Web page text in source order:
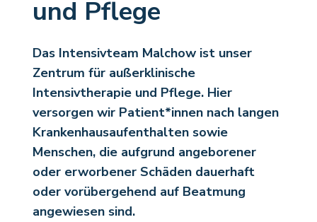
und Pflege
Das Intensivteam Malchow ist unser
Zentrum für außerklinische
Intensivtherapie und Pflege. Hier
versorgen wir Patient*innen nach langen
Krankenhausaufenthalten sowie
Menschen, die aufgrund angeborener
oder erworbener Schäden dauerhaft
oder vorübergehend auf Beatmung
angewiesen sind.